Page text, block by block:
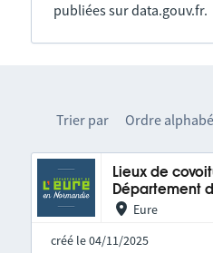
publiées sur data.gouv.fr.
Trier par Ordre
Lieux de
Département
Eure
créé le 04/11/2025